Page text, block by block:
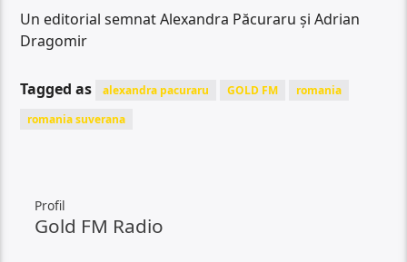
Un editorial semnat Alexandra Păcuraru și Adrian
Dragomir
Tagged as alexandra pacuraru GOLD FM
romania
romania suverana
Profil
Gold FM Radio